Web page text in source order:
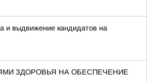
и выдвижение кандидатов на
ЗДОРОВЬЯ НА ОБЕСПЕЧЕНИЕ